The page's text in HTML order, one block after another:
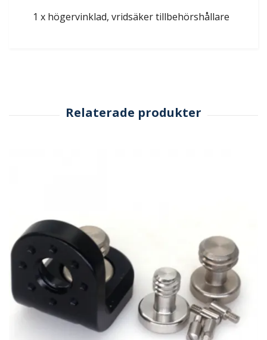
1 x högervinklad, vridsäker tillbehörshållare